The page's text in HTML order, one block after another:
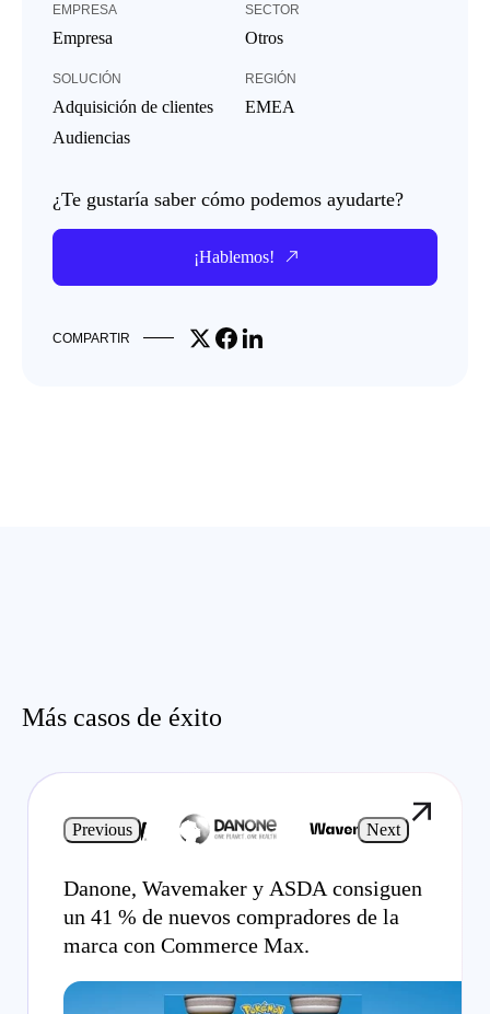
EMPRESA
Empresa
SECTOR
Otros
SOLUCIÓN
Adquisición de clientes
Audiencias
REGIÓN
EMEA
¿Te gustaría saber cómo podemos ayudarte?
¡Hablemos!
COMPARTIR Share on X
Share on Facebook
Share on LinkedIn
Más casos de éxito
Previous Next
Danone, Wavemaker y ASDA consiguen
un 41 % de nuevos compradores de la
marca con Commerce Max.